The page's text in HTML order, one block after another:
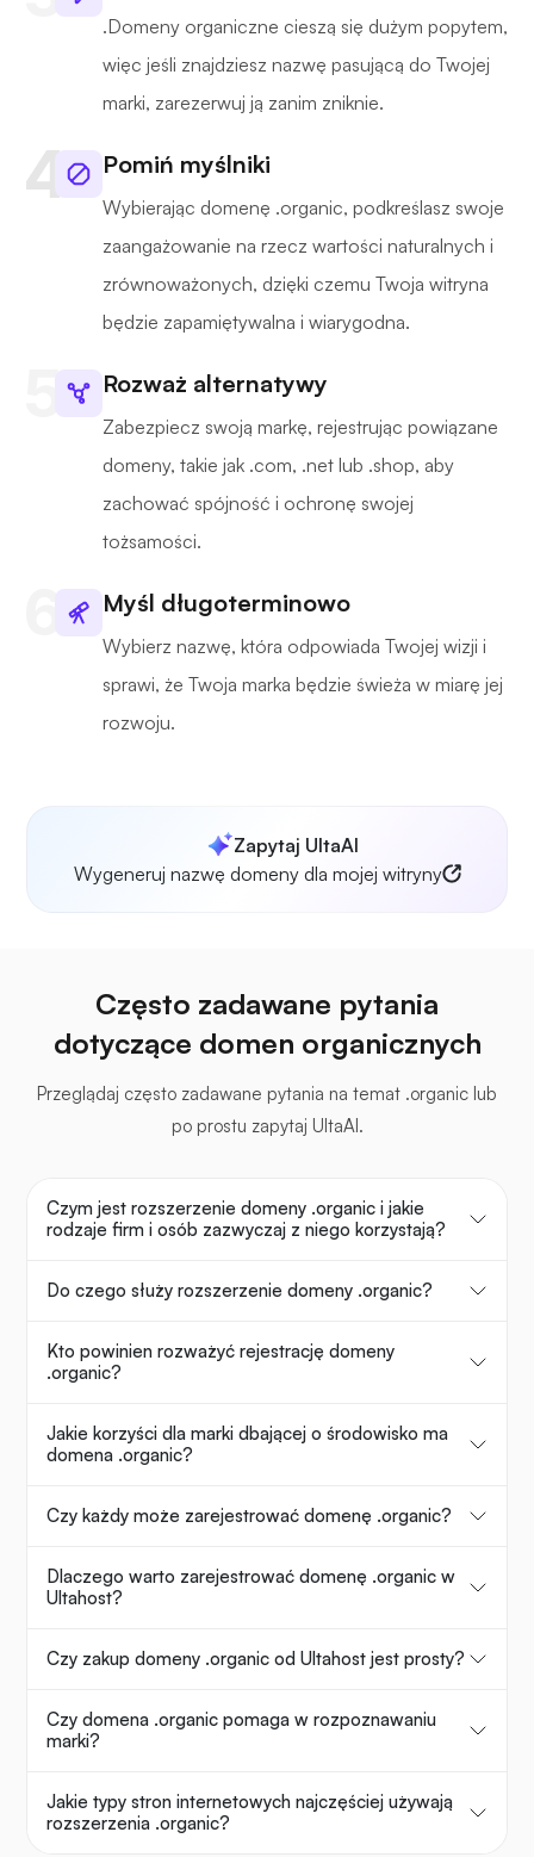
.Domeny organiczne cieszą się dużym popytem,
więc jeśli znajdziesz nazwę pasującą do Twojej
marki, zarezerwuj ją zanim zniknie.
Pomiń myślniki
Wybierając domenę .organic, podkreślasz swoje
zaangażowanie na rzecz wartości naturalnych i
zrównoważonych, dzięki czemu Twoja witryna
będzie zapamiętywalna i wiarygodna.
Rozważ alternatywy
Zabezpiecz swoją markę, rejestrując powiązane
domeny, takie jak .com, .net lub .shop, aby
zachować spójność i ochronę swojej
tożsamości.
Myśl długoterminowo
Wybierz nazwę, która odpowiada Twojej wizji i
sprawi, że Twoja marka będzie świeża w miarę jej
rozwoju.
Zapytaj UltaAI
Wygeneruj nazwę domeny dla mojej witryny
Często zadawane pytania
dotyczące domen organicznych
Przeglądaj często zadawane pytania na temat .organic lub
po prostu zapytaj UltaAI.
Czym jest rozszerzenie domeny .organic i jakie
rodzaje firm i osób zazwyczaj z niego korzystają?
Do czego służy rozszerzenie domeny .organic?
Kto powinien rozważyć rejestrację domeny
.organic?
Jakie korzyści dla marki dbającej o środowisko ma
domena .organic?
Czy każdy może zarejestrować domenę .organic?
Dlaczego warto zarejestrować domenę .organic w
Ultahost?
Czy zakup domeny .organic od Ultahost jest prosty?
Czy domena .organic pomaga w rozpoznawaniu
marki?
Jakie typy stron internetowych najczęściej używają
rozszerzenia .organic?